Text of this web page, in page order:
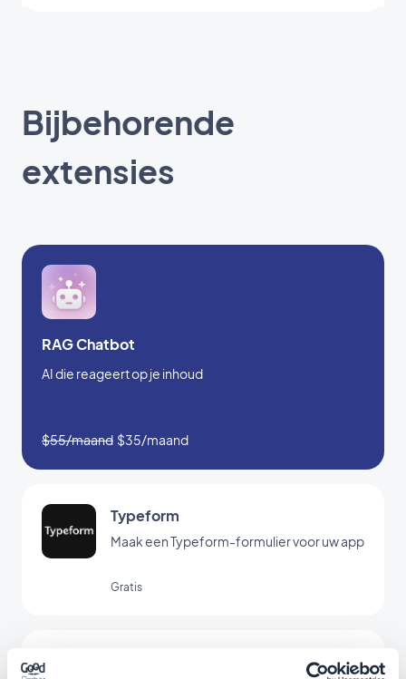
Bijbehorende
extensies
Typeform
Maak een Typeform-formulier voor uw app
Gratis
RAG Chatbot
AI die reageert op je inhoud
$55/maand $35/maand